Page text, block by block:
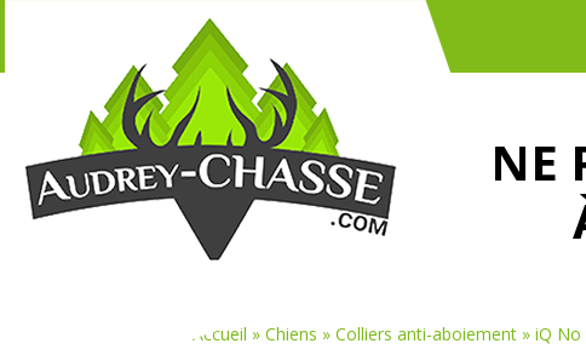
NE
Accueil »Chiens »Colliers anti-aboiement »iQ No